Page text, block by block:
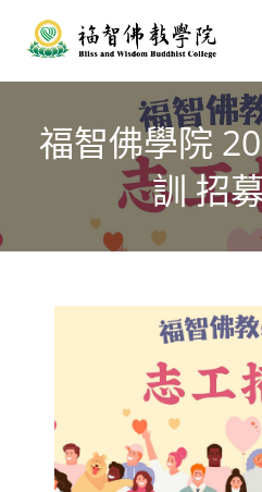
福智佛學院
訓 招